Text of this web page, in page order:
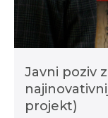
Javni poziv
projekt)